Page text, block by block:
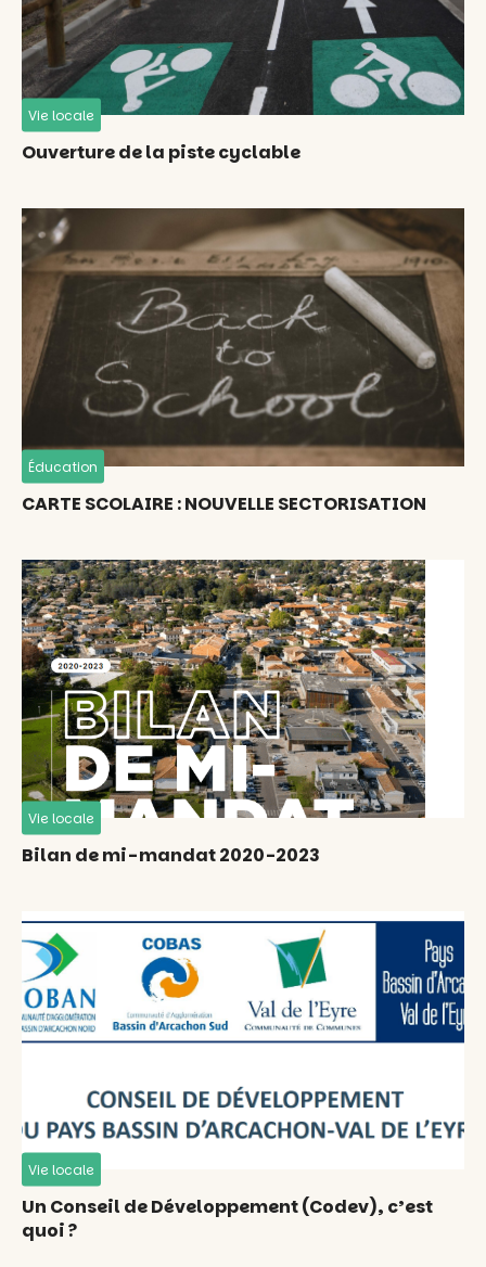
Vie locale
Ouverture de la piste cyclable
Éducation
CARTE SCOLAIRE : NOUVELLE SECTORISATION
Vie locale
Bilan de mi-mandat 2020-2023
Vie locale
Un Conseil de Développement (Codev), c’est
quoi ?